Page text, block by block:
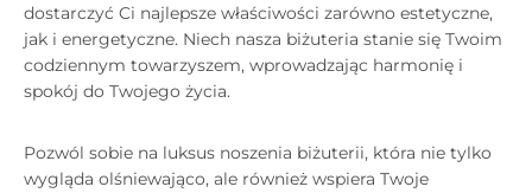
dostarczyć Ci najlepsze właściwości zarówno estetyczne,
jak i energetyczne. Niech nasza biżuteria stanie się Twoim
codziennym towarzyszem, wprowadzając harmonię i
spokój do Twojego życia.
Pozwól sobie na luksus noszenia biżuterii, która nie tylko
wygląda olśniewająco, ale również wspiera Twoje